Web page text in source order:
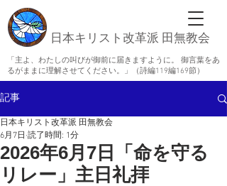
日本キリスト改革派 田無教会
「主よ、わたしの叫びが御前に届きますように。 御言葉をあ
るがままに理解させてください。」（詩編119編169節）
記事
2026年6月7日「命を守る
リレー」主日礼拝
日本キリスト改革派 田無教会
6月7日 読了時間: 1分